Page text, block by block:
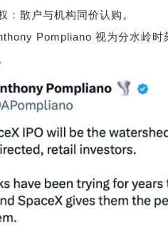
：散户与机构同价认购。
Pompliano 视为分水岭时